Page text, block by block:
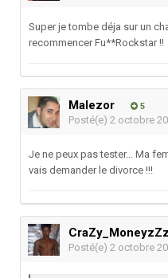
Super je tombe déja sur un
recommencer Fu**Rockstar !!
Malezor 5
Posté(e) 2 octobre
Je ne peux pas tester... Ma
vais demander le divorce !!!
CraZy_MoneyzZz
Posté(e) 2 octobre